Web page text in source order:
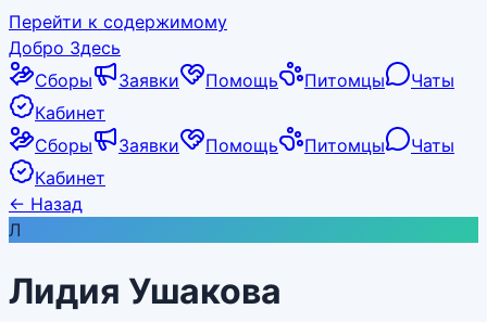
Перейти к содержимому
Добро Здесь
Сборы
Заявки Помощь Питомцы
Чаты
Кабинет
Сборы
Заявки Помощь Питомцы
Чаты
Кабинет
← Назад
Л
Лидия Ушакова